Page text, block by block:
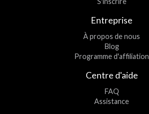
Entreprise
À propos de nous
Blog
Programme d'affiliation
Centre d'aide
FAQ
Assistance